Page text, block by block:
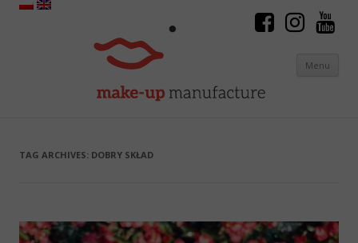
Menu
TAG ARCHIVES: DOBRY SKŁAD